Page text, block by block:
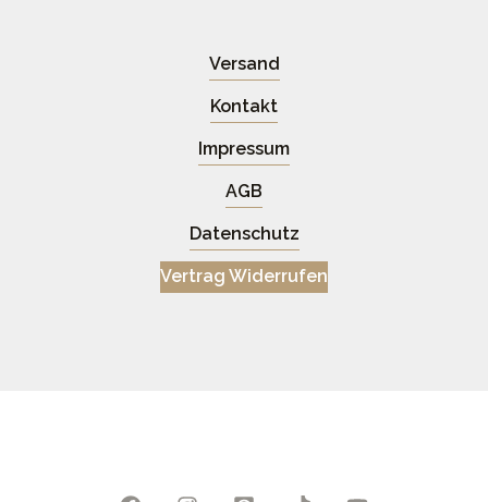
Versand
Kontakt
Impressum
AGB
Datenschutz
Vertrag Widerrufen